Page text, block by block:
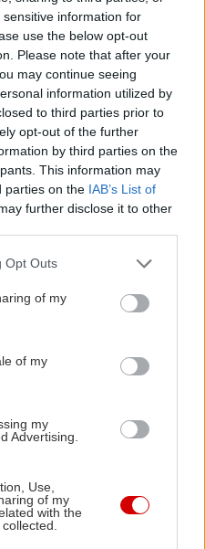
information for
use the below opt-out
Please note that after your
may continue seeing
information utilized by
to third parties prior to
opt-out of the further
by third parties on the
This information may
parties on the IAB’s List of
further disclose it to other
uses one or more Google
behaviour. You may click to
and its third-party tags to
purposes in below Google
Opt Outs
of my
of my
my
Advertising.
Use,
of my
with the